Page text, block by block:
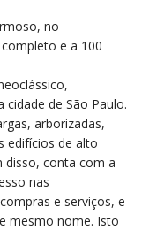
no
e a 100
cidade de São Paulo.
arborizadas,
edifícios de alto
disso, conta com a
nas
e serviços, e
mesmo nome. Isto